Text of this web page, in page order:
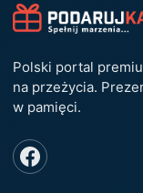
Polski portal
na przeżycia.
w pamięci.